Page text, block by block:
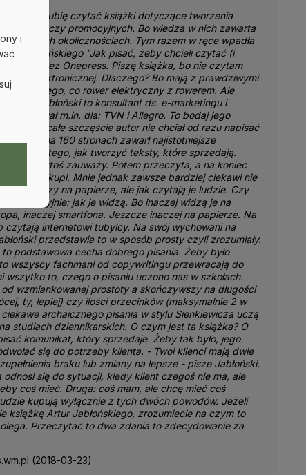
bicia, że lubię czytać książki dotyczące tworzenia
czy promocyjnych. Bo wiedza w nich zawarta
w każdych okolicznościach. Tym razem w ręce wpadła
Jabłońskiego "Jak pisać, żeby chcieli czytać (i
przez Onepress. Piszę książka, bo nie czytam
wersji elektronicznej. Dlaczego? Bo mają z prawdziwymi
wspólnego, co rower elektryczny z rowerem. Ale
to. Artur Jabłoński to konsultant ds. e-marketingu i
Pracował m.in. dla: TVN i Allegro. To bodaj jego
Na całe szczęście autor nie chciał od razu napisać
Dlatego na 160 stronach zawarł najistotniejsze
tego, jak tworzyć teksty, które sprzedają.
najpierw ktoś zauważy. Potem przeczyta, a na koniec
coś kupi. Mnie jednak zawsze bardziej ciekawi nie
w necie czy na papierze, ale jak czytają je ludzie. Czy
precyzyjnie: jak je widzą. Bo inaczej widzą je na
inaczej smartfona. Jeszcze inaczej na papierze. Na
czytają internetowi tubylcy. Na swój wychowani na
przedstawia to w sposób prosty czyli zrozumiały.
podstawowa cecha dobrego pisania. Żeby było
wszyscy fachmani od copywritingu przewracają do
wszytko to, czego o pisaniu uczono nas w szkołach.
wzmiankowanej prostoty a skończywszy na długości
ty, lepiej) czy ilości przecinków (maksymalnie 2 w
archaicznego pisania w stylu Sienkiewicza uczą
studiach dziennikarskich. O czym jest ta książka? O
komunikat, który sprzedaje. Żeby tak było, jego
się do potrzeby klienta. - Twoi klienci mają dwie
braku lub zmiany na lepsze - pisze Jabłoński.
odnosi się do sytuacji, kiedy klient czegoś nie ma, ale
coś mieć. Druga: coś mam, ale chcę mieć coś
kupują wyłącznie z tych dwóch powodów. Jeżeli
książkę Artur Jabłońskiego, zrozumiecie na czym to
Przeczytać to dwa zdania to zdecydowanie za
(2018-03-23)
i